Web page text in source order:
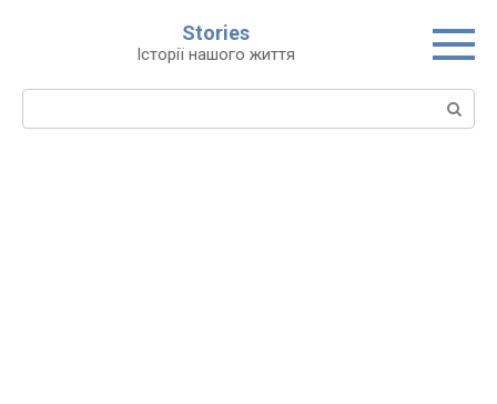
Stories
Історії нашого життя
Пошук: